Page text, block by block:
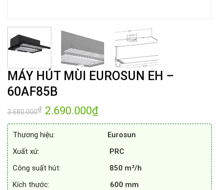
MÁY HÚT MÙI EUROSUN EH –
60AF85B
3.680.000₫ Giá
gốc
là:
2.690.000₫Giá
tại
2.690.000₫.
Thương hiệu:
Eurosun
Xuất xứ:
PRC
Công suất hút:
850 m³/h
Kích thước:
600 mm